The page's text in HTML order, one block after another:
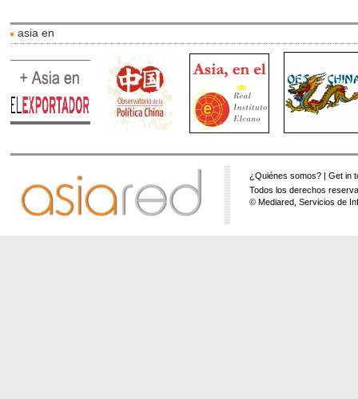
asia en
¿Quiénes somos? |Get in
Todos los derechos
© Mediared, Servicios de